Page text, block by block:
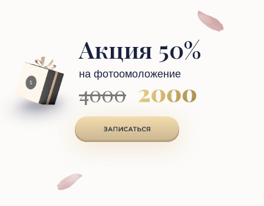
Акция 50%
на фотоомоложение
4000